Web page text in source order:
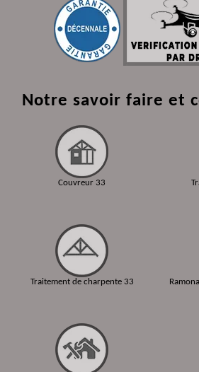
Notre savoir faire et
Couvreur 33
Traitement de charpente 33